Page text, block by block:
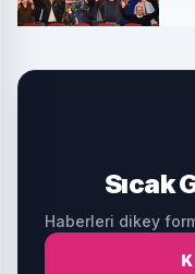
Sıcak
Haberleri dikey